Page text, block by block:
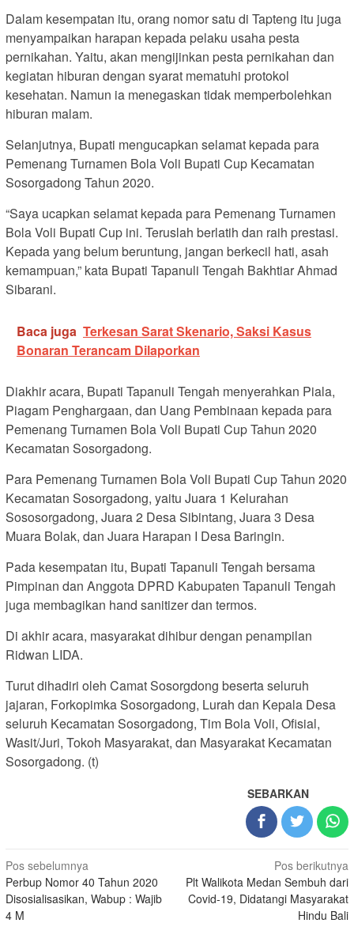
Dalam kesempatan itu, orang nomor satu di Tapteng itu juga
menyampaikan harapan kepada pelaku usaha pesta
pernikahan. Yaitu, akan mengijinkan pesta pernikahan dan
kegiatan hiburan dengan syarat mematuhi protokol
kesehatan. Namun ia menegaskan tidak memperbolehkan
hiburan malam.
Selanjutnya, Bupati mengucapkan selamat kepada para
Pemenang Turnamen Bola Voli Bupati Cup Kecamatan
Sosorgadong Tahun 2020.
“Saya ucapkan selamat kepada para Pemenang Turnamen
Bola Voli Bupati Cup ini. Teruslah berlatih dan raih prestasi.
Kepada yang belum beruntung, jangan berkecil hati, asah
kemampuan,” kata Bupati Tapanuli Tengah Bakhtiar Ahmad
Sibarani.
Baca juga Terkesan Sarat Skenario, Saksi Kasus
Bonaran Terancam Dilaporkan
Diakhir acara, Bupati Tapanuli Tengah menyerahkan Piala,
Piagam Penghargaan, dan Uang Pembinaan kepada para
Pemenang Turnamen Bola Voli Bupati Cup Tahun 2020
Kecamatan Sosorgadong.
Para Pemenang Turnamen Bola Voli Bupati Cup Tahun 2020
Kecamatan Sosorgadong, yaitu Juara 1 Kelurahan
Sososorgadong, Juara 2 Desa Sibintang, Juara 3 Desa
Muara Bolak, dan Juara Harapan I Desa Baringin.
Pada kesempatan itu, Bupati Tapanuli Tengah bersama
Pimpinan dan Anggota DPRD Kabupaten Tapanuli Tengah
juga membagikan hand sanitizer dan termos.
Di akhir acara, masyarakat dihibur dengan penampilan
Ridwan LIDA.
Turut dihadiri oleh Camat Sosorgdong beserta seluruh
jajaran, Forkopimka Sosorgadong, Lurah dan Kepala Desa
seluruh Kecamatan Sosorgadong, Tim Bola Voli, Ofisial,
Wasit/Juri, Tokoh Masyarakat, dan Masyarakat Kecamatan
Sosorgadong. (t)
SEBARKAN
Navigasi
pos
Pos sebelumnya
Perbup Nomor 40 Tahun 2020
Disosialisasikan, Wabup : Wajib
4 M
Pos berikutnya
Plt Walikota Medan Sembuh dari
Covid-19, Didatangi Masyarakat
Hindu Bali